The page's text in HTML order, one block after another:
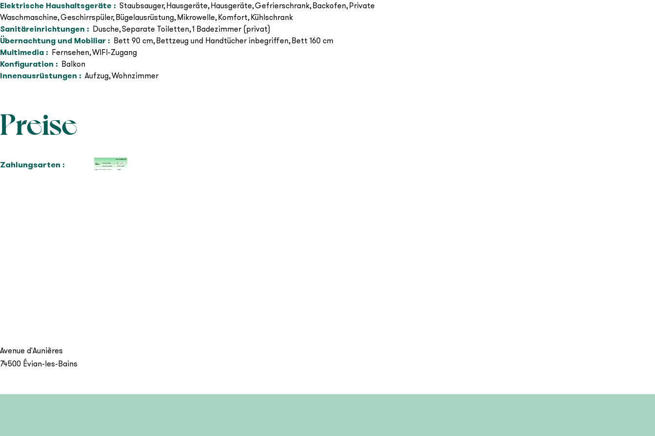
Elektrische Haushaltsgeräte : Staubsauger Hausgeräte Hausgeräte Gefrierschrank Backofen Private
Waschmaschine Geschirrspüler Bügelausrüstung Mikrowelle Komfort Kühlschrank
Sanitäreinrichtungen : Dusche Separate Toiletten 1 Badezimmer (privat)
Übernachtung und Mobiliar : Bett 90 cm Bettzeug und Handtücher inbegriffen Bett 160 cm
Multimedia : Fernsehen WIFI-Zugang
Konfiguration : Balkon
Innenausrüstungen : Aufzug Wohnzimmer
Preise
Zahlungsarten :
Avenue d'Aunières
74500 Évian-les-Bains